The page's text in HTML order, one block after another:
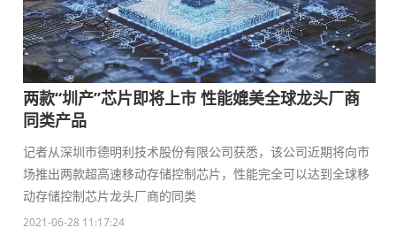
两款“圳产”芯片即将上市 性能媲美全球龙头厂商
同类产品
记者从深圳市德明利技术股份有限公司获悉，该公司近期将向市
场推出两款超高速移动存储控制芯片，性能完全可以达到全球移
动存储控制芯片龙头厂商的同类
2021-06-28 11:17:24